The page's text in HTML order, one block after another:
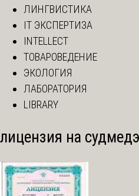
ЛИНГВИСТИКА
IT ЭКСПЕРТИЗА
INTELLECT
ТОВАРОВЕДЕНИЕ
ЭКОЛОГИЯ
ЛАБОРАТОРИЯ
LIBRARY
лицензия на